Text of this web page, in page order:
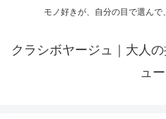
モノ好きが、自分の目で選んで
クラシボヤージュ｜大人
ュー